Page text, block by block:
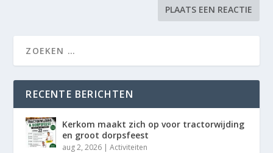
RECENTE BERICHTEN
Kerkom maakt zich op voor tractorwijding
en groot dorpsfeest
aug 2, 2026 |Activiteiten